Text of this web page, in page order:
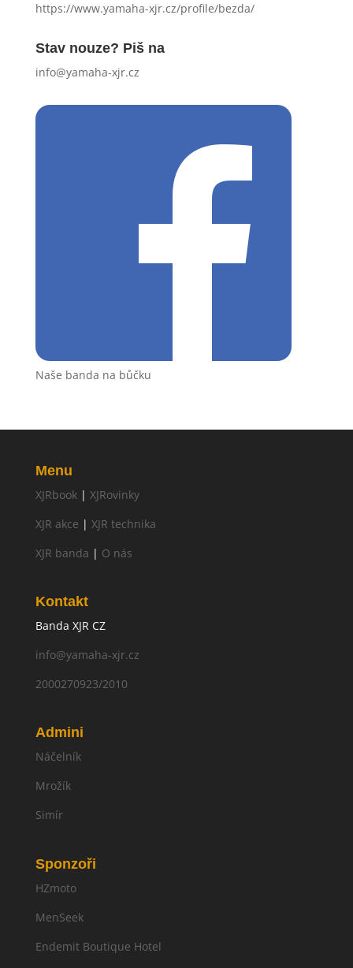
https://www.yamaha-xjr.cz/profile/bezda/
Stav nouze? Piš na
info@yamaha-xjr.cz
Naše banda na bůčku
Menu
XJRbook| XJRovinky
XJR akce | XJR technika
XJR banda | O nás
Kontakt
Banda XJR CZ
info@yamaha-xjr.cz
2000270923/2010
Admini
Náčelník
Mrožík
Simír
Sponzoři
HZmoto
MenSeek
Endemit Boutique Hotel